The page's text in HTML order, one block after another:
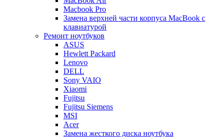
Macbook Pro
Замена верхней части корпуса MacBook с
клавиатурой
Ремонт ноутбуков
ASUS
Hewlett Packard
Lenovo
DELL
Sony VAIO
Xiaomi
Fujitsu
Fujitsu Siemens
MSI
Acer
Замена жесткого диска ноутбука